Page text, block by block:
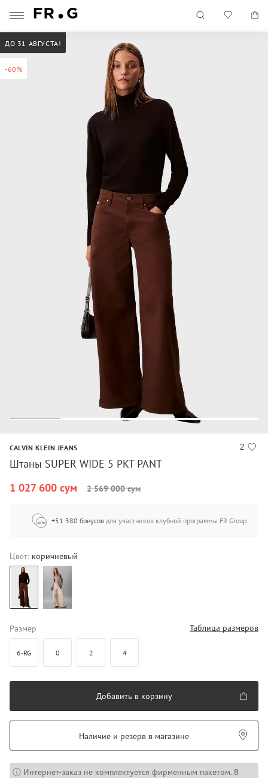
-60%
ДО 31 АВГУСТА!
2
CALVIN KLEIN JEANS
Штаны SUPER WIDE 5 PKT PANT
1 027 600 сум
2 569 000 сум
+51 380 бонусов для участников клубной программы FR Group
Цвет: коричневый
Размер Таблица размеров
6-RG 0 2 4
Добавить в корзину
Наличие и резерв в магазине
ⓘ Интернет-заказ не комплектуется фирменным пакетом. В